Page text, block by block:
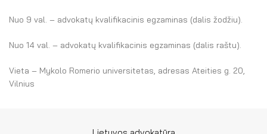
El. parduotuvė
Nuo 9 val. – advokatų kvalifikacinis egzaminas (dalis žodžiu).
Nuo 14 val. – advokatų kvalifikacinis egzaminas (dalis raštu).
Vieta – Mykolo Romerio universitetas, adresas Ateities g. 20,
Vilnius